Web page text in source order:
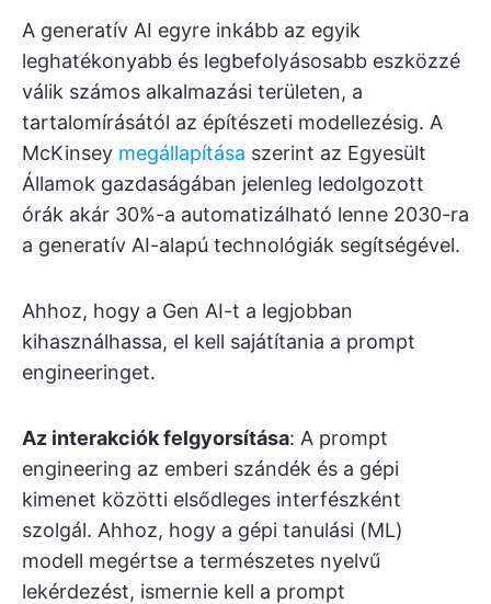
A generatív AI egyre inkább az egyik
leghatékonyabb és legbefolyásosabb eszközzé
válik számos alkalmazási területen, a
tartalomírásától az építészeti modellezésig. A
McKinsey megállapítása szerint az Egyesült
Államok gazdaságában jelenleg ledolgozott
órák akár 30%-a automatizálható lenne 2030-ra
a generatív AI-alapú technológiák segítségével.
Ahhoz, hogy a Gen AI-t a legjobban
kihasználhassa, el kell sajátítania a prompt
engineeringet.
Az interakciók felgyorsítása: A prompt
engineering az emberi szándék és a gépi
kimenet közötti elsődleges interfészként
szolgál. Ahhoz, hogy a gépi tanulási (ML)
modell megértse a természetes nyelvű
lekérdezést, ismernie kell a prompt